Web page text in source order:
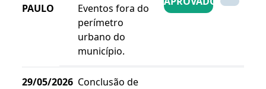
PAULO
Eventos fora do
perímetro
urbano do
município.
29/05/2026 Conclusão de